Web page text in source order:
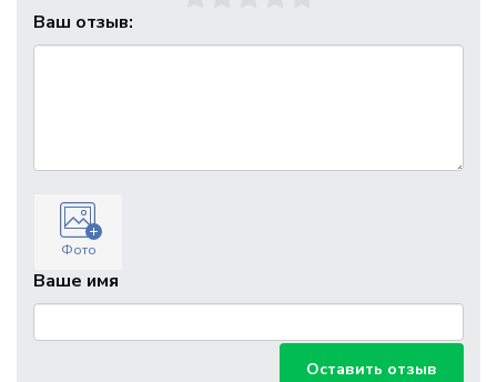
Ваш отзыв:
Фото
Ваше имя
Оставить отзыв